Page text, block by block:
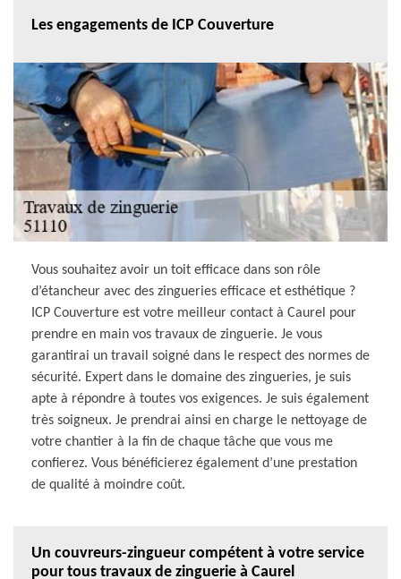
Les engagements de ICP Couverture
Vous souhaitez avoir un toit efficace dans son rôle
d’étancheur avec des zingueries efficace et esthétique ?
ICP Couverture est votre meilleur contact à Caurel pour
prendre en main vos travaux de zinguerie. Je vous
garantirai un travail soigné dans le respect des normes de
sécurité. Expert dans le domaine des zingueries, je suis
apte à répondre à toutes vos exigences. Je suis également
très soigneux. Je prendrai ainsi en charge le nettoyage de
votre chantier à la fin de chaque tâche que vous me
confierez. Vous bénéficierez également d’une prestation
de qualité à moindre coût.
Un couvreurs-zingueur compétent à votre service
pour tous travaux de zinguerie à Caurel